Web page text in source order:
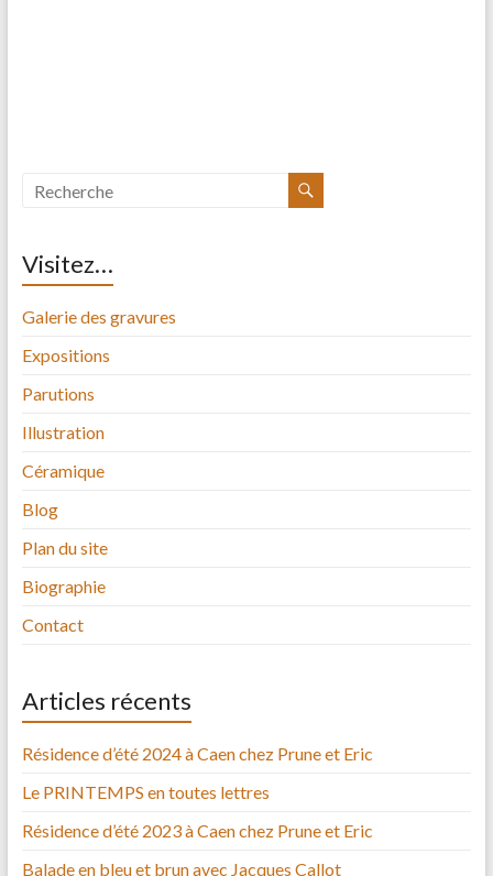
Visitez…
Galerie des gravures
Expositions
Parutions
Illustration
Céramique
Blog
Plan du site
Biographie
Contact
Articles récents
Résidence d’été 2024 à Caen chez Prune et Eric
Le PRINTEMPS en toutes lettres
Résidence d’été 2023 à Caen chez Prune et Eric
Balade en bleu et brun avec Jacques Callot